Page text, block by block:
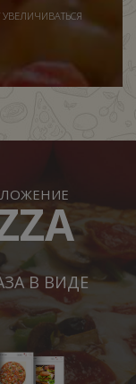
В ВИДЕ